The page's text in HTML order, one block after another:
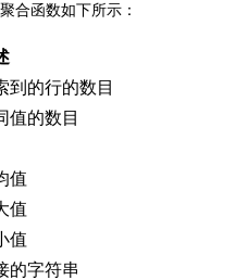
合函数如下所示：
到的行的数目
值的数目
值
值
值
的字符串